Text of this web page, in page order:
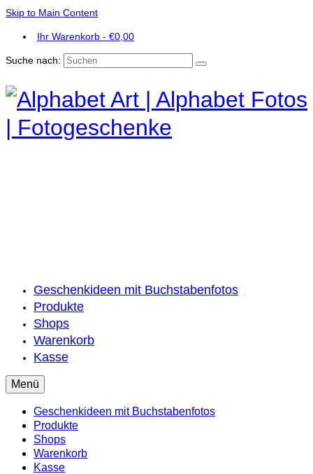
Skip to Main Content
Ihr Warenkorb - €0,00
Suche nach:
Geschenkideen mit Buchstabenfotos
Produkte
Shops
Warenkorb
Kasse
Menü
Geschenkideen mit Buchstabenfotos
Produkte
Shops
Warenkorb
Kasse